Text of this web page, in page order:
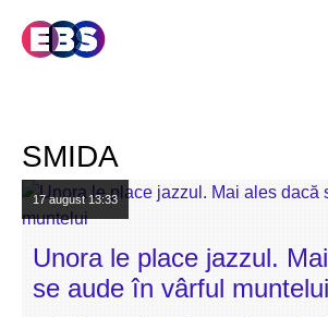
SMIDA
17 august13:33
Unora le place jazzul.
se aude în vârful muntelui